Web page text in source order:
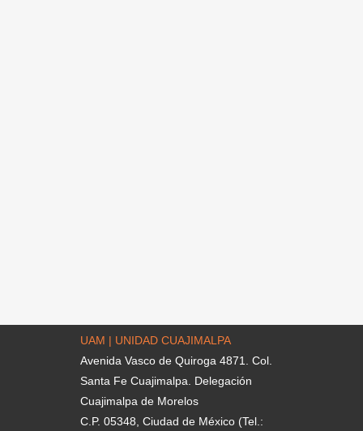
UAM | UNIDAD CUAJIMALPA
Avenida Vasco de Quiroga 4871. Col.
Santa Fe Cuajimalpa. Delegación
Cuajimalpa de Morelos
C.P. 05348, Ciudad de México (Tel.: